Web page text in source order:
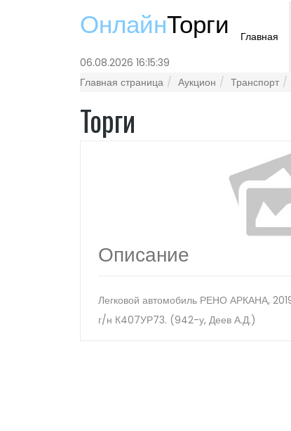
ОнлайнТорги
06.08.2026 16:15:39
Главная
Главная страница Аукцион Транспорт
Торги
Описание
Легковой автомобиль РЕНО АРКАНА,
г/н К407УР73. (942-у, Деев А.Д.)